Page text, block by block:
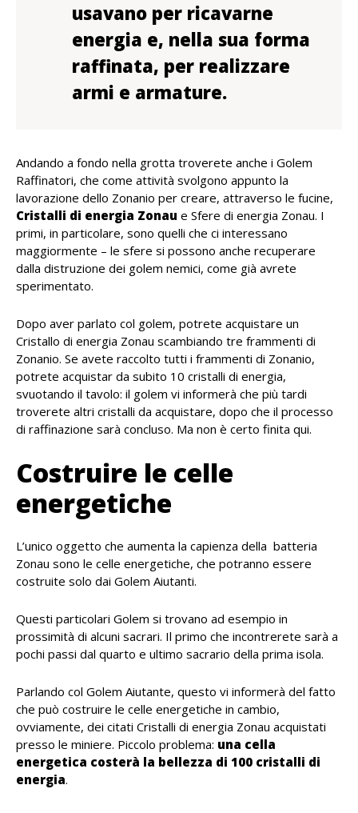
usavano per ricavarne
energia e, nella sua forma
raffinata, per realizzare
armi e armature.
Andando a fondo nella grotta troverete anche i Golem
Raffinatori, che come attività svolgono appunto la
lavorazione dello Zonanio per creare, attraverso le fucine,
Cristalli di energia Zonau e Sfere di energia Zonau. I
primi, in particolare, sono quelli che ci interessano
maggiormente – le sfere si possono anche recuperare
dalla distruzione dei golem nemici, come già avrete
sperimentato.
Dopo aver parlato col golem, potrete acquistare un
Cristallo di energia Zonau scambiando tre frammenti di
Zonanio. Se avete raccolto tutti i frammenti di Zonanio,
potrete acquistar da subito 10 cristalli di energia,
svuotando il tavolo: il golem vi informerà che più tardi
troverete altri cristalli da acquistare, dopo che il processo
di raffinazione sarà concluso. Ma non è certo finita qui.
Costruire le celle
energetiche
L’unico oggetto che aumenta la capienza della batteria
Zonau sono le celle energetiche, che potranno essere
costruite solo dai Golem Aiutanti.
Questi particolari Golem si trovano ad esempio in
prossimità di alcuni sacrari. Il primo che incontrerete sarà a
pochi passi dal quarto e ultimo sacrario della prima isola.
Parlando col Golem Aiutante, questo vi informerà del fatto
che può costruire le celle energetiche in cambio,
ovviamente, dei citati Cristalli di energia Zonau acquistati
presso le miniere. Piccolo problema: una cella
energetica costerà la bellezza di 100 cristalli di
energia.